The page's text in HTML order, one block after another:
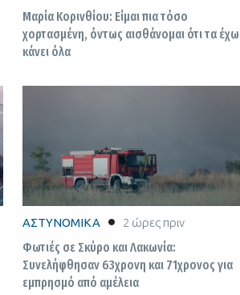
Μαρία Κορινθίου: Είμαι πια τόσο
χορτασμένη, όντως αισθάνομαι ότι τα έχω
κάνει όλα
ΑΣΤΥΝΟΜΙΚΑ 2 ώρες πριν
Φωτιές σε Σκύρο και Λακωνία:
Συνελήφθησαν 63χρονη και 71χρονος για
εμπρησμό από αμέλεια